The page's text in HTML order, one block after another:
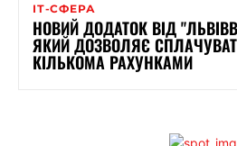
ІТ-СФЕРА
НОВИЙ ДОДАТОК ВІД
ЯКИЙ ДОЗВОЛЯЄ
КІЛЬКОМА РАХУНКАМИ